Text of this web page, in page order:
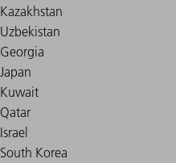
Kazakhstan
Uzbekistan
Georgia
Japan
Kuwait
Qatar
Israel
South Korea